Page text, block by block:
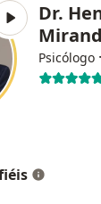
Dr.
Psicólogo ·